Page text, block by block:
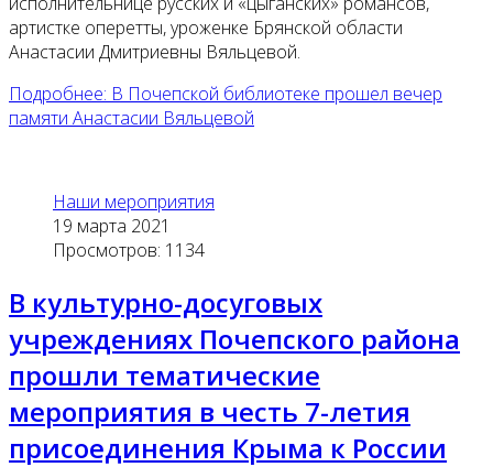
артистке оперетты, уроженке Брянской области
Анастасии Дмитриевны Вяльцевой.
Подробнее: В Почепской библиотеке прошел вечер
памяти Анастасии Вяльцевой
Наши мероприятия
19 марта 2021
Просмотров: 1134
В культурно-досуговых
учреждениях Почепского района
прошли тематические
мероприятия в честь 7-летия
присоединения Крыма к России